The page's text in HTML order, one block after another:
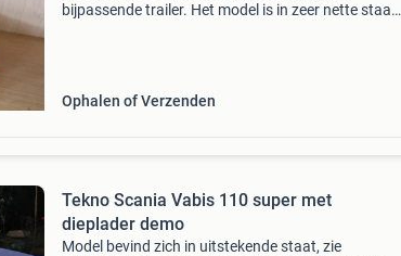
bijpassende trailer. Het model is in zeer nette staat
Ophalen of Verzenden
Tekno Scania Vabis 110 super met
dieplader demo
Model bevind zich in uitstekende staat, zie